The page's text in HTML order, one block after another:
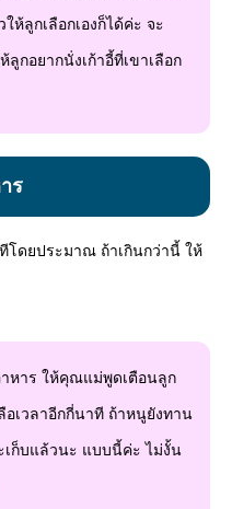
ห้ลูกเลือกเองก็ได้ค่ะ จะ
ลูกอยากนั่งเก้าอี้ที่เขาเลือก
ร
โดยประมาณ ถ้าเกินกว่านี้ ให้
หาร ให้คุณแม่พูดเตือนลูก
อเวลาอีกกี่นาที ถ้าหนูยังทาน
ก็บแล้วนะ แบบนี้ค่ะ ไม่งั้น